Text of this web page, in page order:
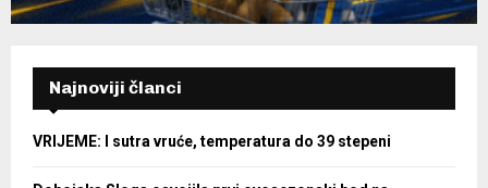
Najnoviji članci
VRIJEME: I sutra vruće, temperatura do 39 stepeni